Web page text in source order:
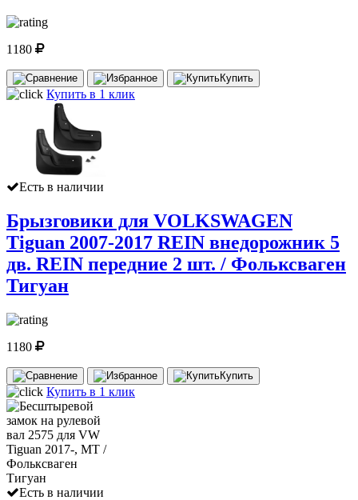
1180
Купить
Купить в 1 клик
Есть в наличии
Брызговики для VOLKSWAGEN
Tiguan 2007-2017 REIN внедорожник 5
дв. REIN передние 2 шт. / Фольксваген
Тигуан
1180
Купить
Купить в 1 клик
Есть в наличии